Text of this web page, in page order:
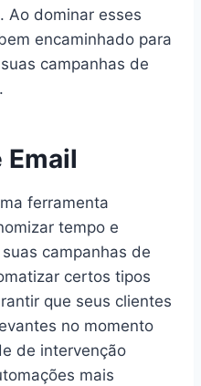
Ao dominar esses
encaminhado para
campanhas de
ferramenta
tempo e
campanhas de
certos tipos
que seus clientes
no momento
de intervenção
mais